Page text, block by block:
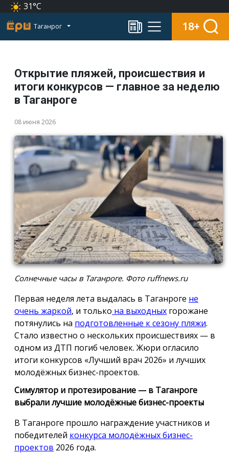
31°C
Таганрог 18+
Открытие пляжей, происшествия и
итоги конкурсов — главное за неделю
в Таганроге
08 июня 2026
Солнечные часы в Таганроге. Фото ruffnews.ru
Первая неделя лета выдалась в Таганроге не
очень жаркой, и только на выходных горожане
потянулись на подготовленные к сезону пляжи.
Стало известно о нескольких происшествиях — в
одном из ДТП погиб человек. Жюри огласило
итоги конкурсов «Лучший врач 2026» и лучших
молодёжных бизнес-проектов.
Симулятор и протезирование — в Таганроге
выбрали лучшие молодёжные бизнес-проекты
В Таганроге прошло награждение участников и
победителей конкурса молодёжных бизнес-
проектов 2026 года.